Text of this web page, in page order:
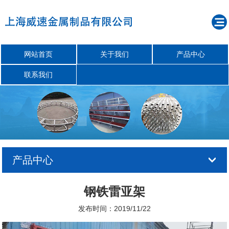
网站首页 关于我们 产品中心
联系我们
产品中心
钢铁雷亚架
发布时间：2019/11/22